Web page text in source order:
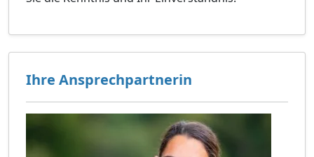
Ihre Ansprechpartnerin